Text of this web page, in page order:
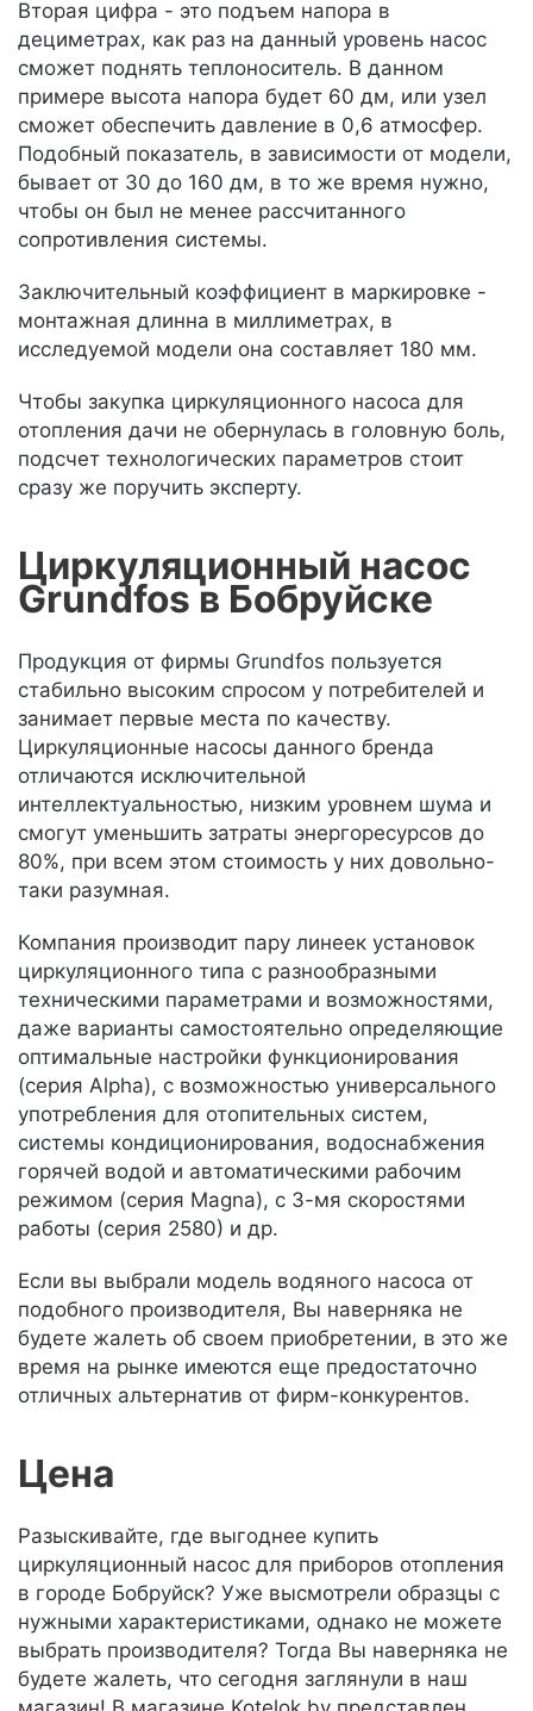
Вторая цифра - это подъем напора в
дециметрах, как раз на данный уровень насос
сможет поднять теплоноситель. В данном
примере высота напора будет 60 дм, или узел
сможет обеспечить давление в 0,6 атмосфер.
Подобный показатель, в зависимости от модели,
бывает от 30 до 160 дм, в то же время нужно,
чтобы он был не менее рассчитанного
сопротивления системы.
Заключительный коэффициент в маркировке -
монтажная длинна в миллиметрах, в
исследуемой модели она составляет 180 мм.
Чтобы закупка циркуляционного насоса для
отопления дачи не обернулась в головную боль,
подсчет технологических параметров стоит
сразу же поручить эксперту.
Циркуляционный насос
Grundfos в Бобруйске
Продукция от фирмы Grundfos пользуется
стабильно высоким спросом у потребителей и
занимает первые места по качеству.
Циркуляционные насосы данного бренда
отличаются исключительной
интеллектуальностью, низким уровнем шума и
смогут уменьшить затраты энергоресурсов до
80%, при всем этом стоимость у них довольно-
таки разумная.
Компания производит пару линеек установок
циркуляционного типа с разнообразными
техническими параметрами и возможностями,
даже варианты самостоятельно определяющие
оптимальные настройки функционирования
(серия Alpha), с возможностью универсального
употребления для отопительных систем,
системы кондиционирования, водоснабжения
горячей водой и автоматическими рабочим
режимом (серия Magna), с 3-мя скоростями
работы (серия 2580) и др.
Если вы выбрали модель водяного насоса от
подобного производителя, Вы наверняка не
будете жалеть об своем приобретении, в это же
время на рынке имеются еще предостаточно
отличных альтернатив от фирм-конкурентов.
Цена
Разыскивайте, где выгоднее купить
циркуляционный насос для приборов отопления
в городе Бобруйск? Уже высмотрели образцы с
нужными характеристиками, однако не можете
выбрать производителя? Тогда Вы наверняка не
будете жалеть, что сегодня заглянули в наш